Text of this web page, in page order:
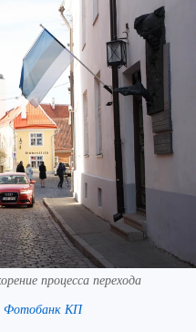
процесса перехода
Фотобанк КП